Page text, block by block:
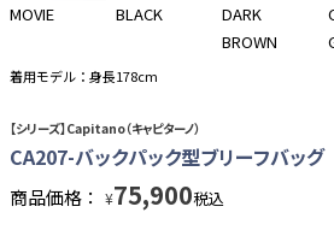
MOVIE BLACK
DARK
BROWN
着用モデル：身長178cm
【シリーズ】Capitano（キャピターノ）
CA207-バックパック型ブリーフバッグ
商品価格： ¥75,900税込